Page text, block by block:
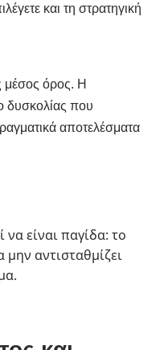
και τη στρατηγική
μέσος όρος. Η
δυσκολίας που
αποτελέσματα
είναι παγίδα: το
αντισταθμίζει